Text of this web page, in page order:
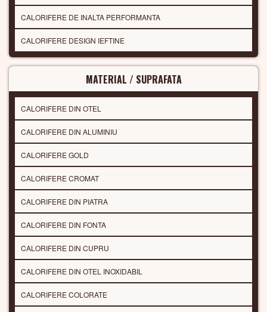
CALORIFERE DE INALTA PERFORMANTA
CALORIFERE DESIGN IEFTINE
MATERIAL / SUPRAFATA
CALORIFERE DIN OTEL
CALORIFERE DIN ALUMINIU
CALORIFERE GOLD
CALORIFERE CROMAT
CALORIFERE DIN PIATRA
CALORIFERE DIN FONTA
CALORIFERE DIN CUPRU
CALORIFERE DIN OTEL INOXIDABIL
CALORIFERE COLORATE